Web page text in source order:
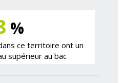
%
ce territoire ont un
supérieur au bac